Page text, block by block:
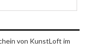
von KunstLoft im